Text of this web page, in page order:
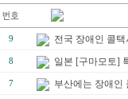
9 전국 장애인 콜
8 일본 [구마모토]
7 부산에는 장애인